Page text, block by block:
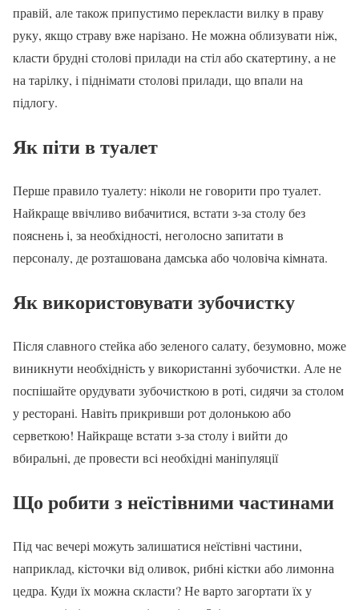
правій, але також припустимо перекласти вилку в праву
руку, якщо страву вже нарізано. Не можна облизувати ніж,
класти брудні столові прилади на стіл або скатертину, а не
на тарілку, і піднімати столові прилади, що впали на
підлогу.
Як піти в туалет
Перше правило туалету: ніколи не говорити про туалет.
Найкраще ввічливо вибачитися, встати з-за столу без
пояснень і, за необхідності, неголосно запитати в
персоналу, де розташована дамська або чоловіча кімната.
Як використовувати зубочистку
Після славного стейка або зеленого салату, безумовно, може
виникнути необхідність у використанні зубочистки. Але не
поспішайте орудувати зубочисткою в роті, сидячи за столом
у ресторані. Навіть прикривши рот долонькою або
серветкою! Найкраще встати з-за столу і вийти до
вбиральні, де провести всі необхідні маніпуляції
Що робити з неїстівними частинами
Під час вечері можуть залишатися неїстівні частини,
наприклад, кісточки від оливок, рибні кістки або лимонна
цедра. Куди їх можна скласти? Не варто загортати їх у